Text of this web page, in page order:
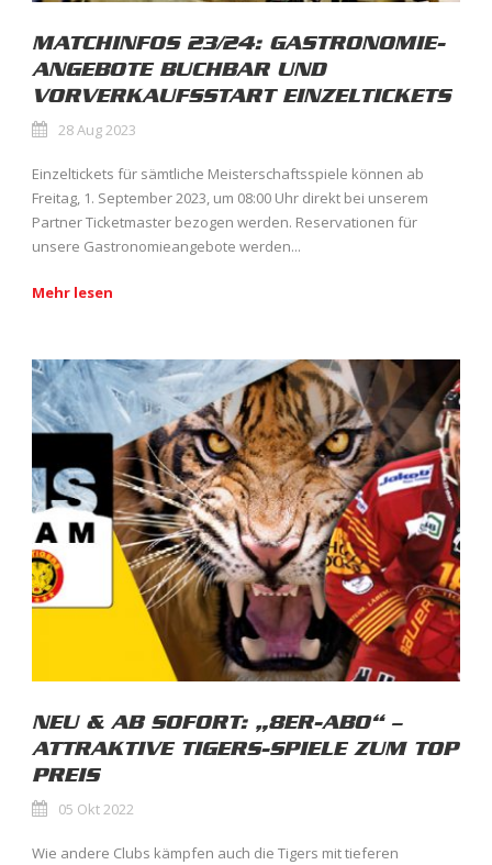
MATCHINFOS 23/24: GASTRONOMIE-
ANGEBOTE BUCHBAR UND
VORVERKAUFSSTART EINZELTICKETS
28 Aug 2023
Einzeltickets für sämtliche Meisterschaftsspiele können ab
Freitag, 1. September 2023, um 08:00 Uhr direkt bei unserem
Partner Ticketmaster bezogen werden. Reservationen für
unsere Gastronomieangebote werden...
Mehr lesen
NEU & AB SOFORT: „8ER-ABO“ –
ATTRAKTIVE TIGERS-SPIELE ZUM TOP
PREIS
05 Okt 2022
Wie andere Clubs kämpfen auch die Tigers mit tieferen